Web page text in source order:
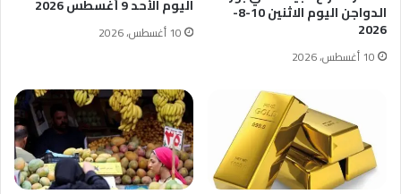
الدواجن اليوم الاثنين 10-8-
2026
10 أغسطس، 2026
اليوم الأحد 9 أغسطس 2026
10 أغسطس، 2026